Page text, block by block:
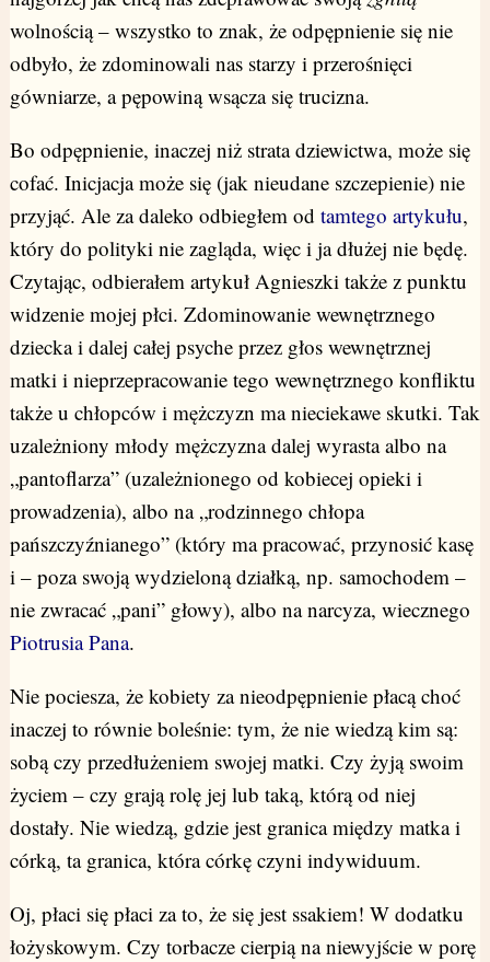
wolnością – wszystko to znak, że odpępnienie się nie
odbyło, że zdominowali nas starzy i przerośnięci
gówniarze, a pępowiną wsącza się trucizna.
Bo odpępnienie, inaczej niż strata dziewictwa, może się
cofać. Inicjacja może się (jak nieudane szczepienie) nie
przyjąć. Ale za daleko odbiegłem od tamtego artykułu,
który do polityki nie zagląda, więc i ja dłużej nie będę.
Czytając, odbierałem artykuł Agnieszki także z punktu
widzenie mojej płci. Zdominowanie wewnętrznego
dziecka i dalej całej psyche przez głos wewnętrznej
matki i nieprzepracowanie tego wewnętrznego konfliktu
także u chłopców i mężczyzn ma nieciekawe skutki. Tak
uzależniony młody mężczyzna dalej wyrasta albo na
„pantoflarza” (uzależnionego od kobiecej opieki i
prowadzenia), albo na „rodzinnego chłopa
pańszczyźnianego” (który ma pracować, przynosić kasę
i – poza swoją wydzieloną działką, np. samochodem –
nie zwracać „pani” głowy), albo na narcyza, wiecznego
Piotrusia Pana.
Nie pociesza, że kobiety za nieodpępnienie płacą choć
inaczej to równie boleśnie: tym, że nie wiedzą kim są:
sobą czy przedłużeniem swojej matki. Czy żyją swoim
życiem – czy grają rolę jej lub taką, którą od niej
dostały. Nie wiedzą, gdzie jest granica między matka i
córką, ta granica, która córkę czyni indywiduum.
Oj, płaci się płaci za to, że się jest ssakiem! W dodatku
łożyskowym. Czy torbacze cierpią na niewyjście w porę